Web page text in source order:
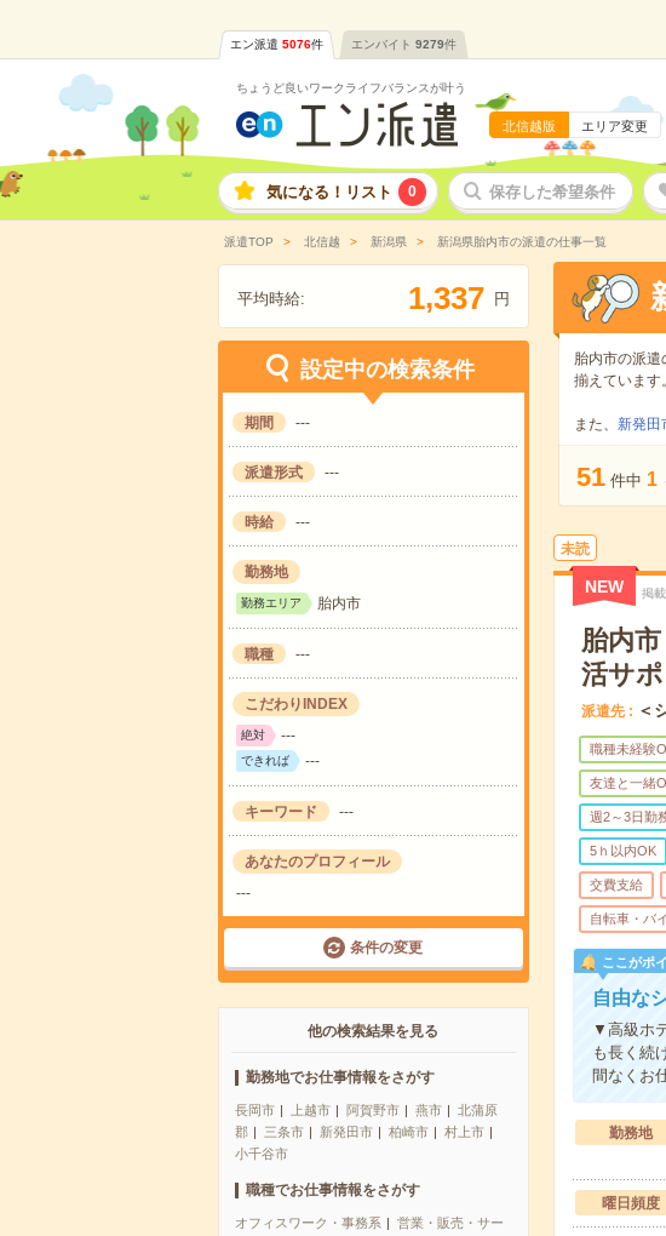
エン派遣 5076件 エンバイト 9279件
ちょうど良いワークライフバランスが叶う
北信越版 エリア変更
気になる！リスト 0 保存した希望条件
派遣TOP 北信越 新潟県 新潟県胎内市の派遣の仕事一覧
平均時給: 1,337 円
設定中の検索条件
期間 ---
派遣形式 ---
時給 ---
勤務地
勤務エリア 胎内市
職種 ---
こだわりINDEX
絶対 ---
できれば ---
キーワード ---
あなたのプロフィール
---
条件の変更
他の検索結果を見る
勤務地でお仕事情報をさがす
長岡市 上越市 阿賀野市 燕市
北蒲原
郡
三条市 新発田市 柏崎市
村上市
小千谷市
職種でお仕事情報をさがす
オフィスワーク・事務系
営業・販売・サー
胎内市の派遣
揃えています
また、 新発田
51 件中 1
未読
NEW 掲載
胎内
活サポ
派遣先 ＜
職種未経験
友達と一緒
週2～3日勤
5ｈ以内OK
交費支給
自転車・バ
ここがポ
自由な
▼高級ホ
も長く続
間なくお
勤務地
曜日頻度